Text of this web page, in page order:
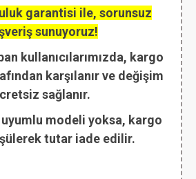
garantisi ile, sorunsuz
sunuyoruz!
kullanıcılarımızda, kargo
karşılanır ve değişim
sağlanır.
modeli yoksa, kargo
tutar iade edilir.